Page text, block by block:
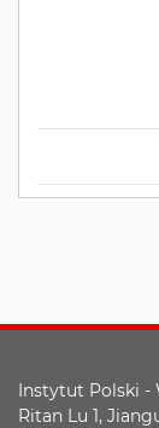
Instytut Polski -
Ritan Lu 1,